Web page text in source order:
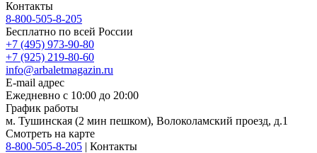
Контакты
8-800-505-8-205
Бесплатно по всей России
+7 (495) 973-90-80
+7 (925) 219-80-60
info@arbaletmagazin.ru
E-mail адрес
Ежедневно с 10:00 до 20:00
График работы
м. Тушинская (2 мин пешком), Волоколамский проезд, д.1
Смотреть на карте
8-800-505-8-205 | Контакты